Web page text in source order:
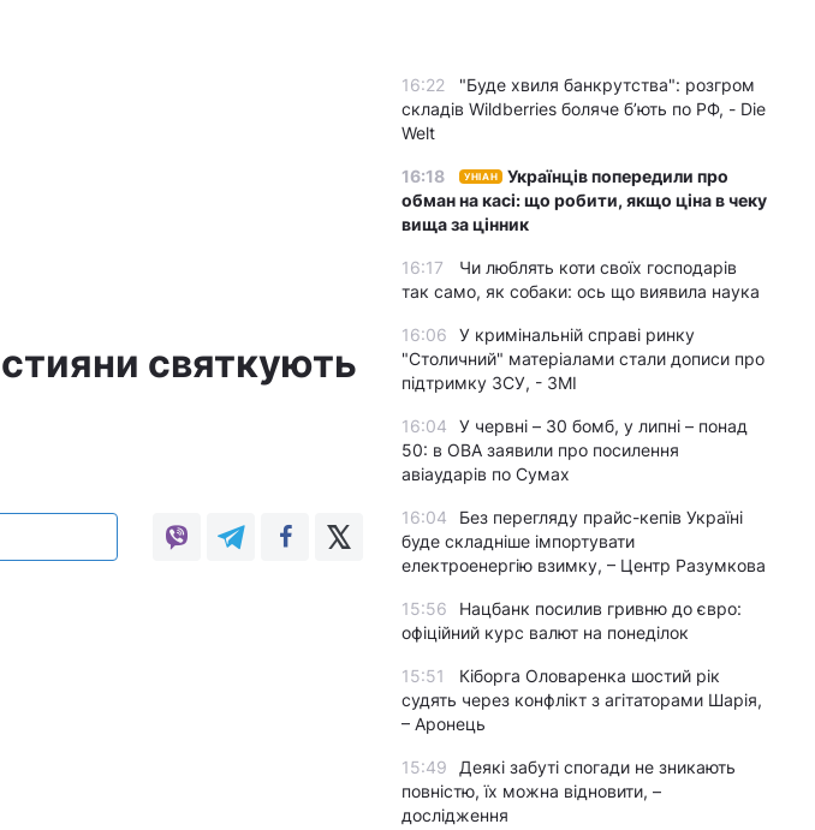
святкують
16:22
"Буде хвиля банкрутства": розгром
складів Wildberries боляче бʼють по РФ, - Die
Welt
16:18 УНІАН
Українців попередили про
обман на касі: що робити, якщо ціна в чеку
вища за цінник
16:17
Чи люблять коти своїх господарів
так само, як собаки: ось що виявила наука
16:06
У кримінальній справі ринку
"Столичний" матеріалами стали дописи про
підтримку ЗСУ, - ЗМІ
16:04
У червні – 30 бомб, у липні – понад
50: в ОВА заявили про посилення
авіаударів по Сумах
16:04
Без перегляду прайс-кепів Україні
буде складніше імпортувати
електроенергію взимку, – Центр Разумкова
15:56
Нацбанк посилив гривню до євро:
офіційний курс валют на понеділок
15:51
Кіборга Оловаренка шостий рік
судять через конфлікт з агітаторами Шарія,
– Аронець
15:49
Деякі забуті спогади не зникають
повністю, їх можна відновити, –
дослідження